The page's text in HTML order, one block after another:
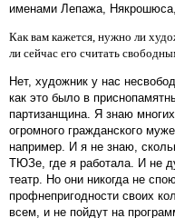
именами Лепажа, Някрошюса,
Как вам кажется, нужно ли
ли сейчас его считать
Нет, художник у нас
как это было в
партизанщина. Я знаю
огромного гражданского
например. И я не знаю,
ТЮЗе, где я работала. И не
театр. Но они никогда не
профнепригодности своих
всем, и не пойдут на